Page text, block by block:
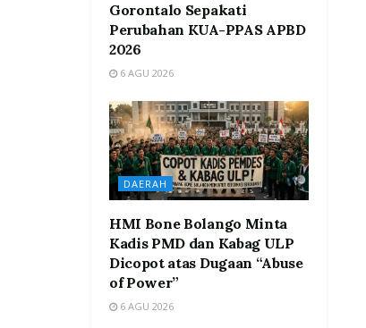
Gorontalo Sepakati
Perubahan KUA-PPAS APBD
2026
6 AGU 2026
DAERAH
HMI Bone Bolango Minta
Kadis PMD dan Kabag ULP
Dicopot atas Dugaan “Abuse
of Power”
6 AGU 2026